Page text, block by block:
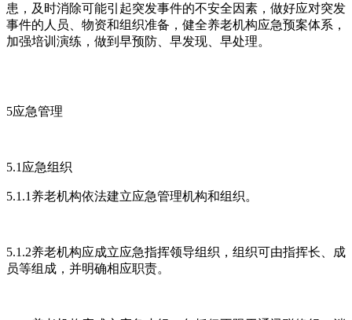
患，及时消除可能引起突发事件的不安全因素，做好应对突发
事件的人员、物资和组织准备，健全养老机构应急预案体系，
加强培训演练，做到早预防、早发现、早处理。
5应急管理
5.1应急组织
5.1.1养老机构依法建立应急管理机构和组织。
5.1.2养老机构应成立应急指挥领导组织，组织可由指挥长、成
员等组成，并明确相应职责。